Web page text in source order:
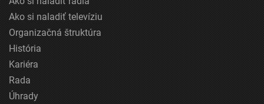
Ako si naladiť televíziu
Organizačná štruktúra
História
Kariéra
Rada
Úhrady